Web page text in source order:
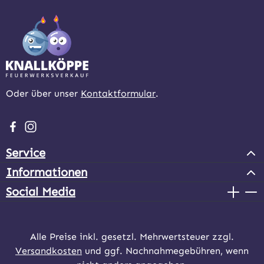
Oder über unser Kontaktformular.
Besuche uns auf Facebook – öffnet in neuem Tab
Schau auf Instagram vorbei – öffnet in neuem Tab
Service
Informationen
Social Media
Alle Preise inkl. gesetzl. Mehrwertsteuer zzgl.
Versandkosten und ggf. Nachnahmegebühren, wenn